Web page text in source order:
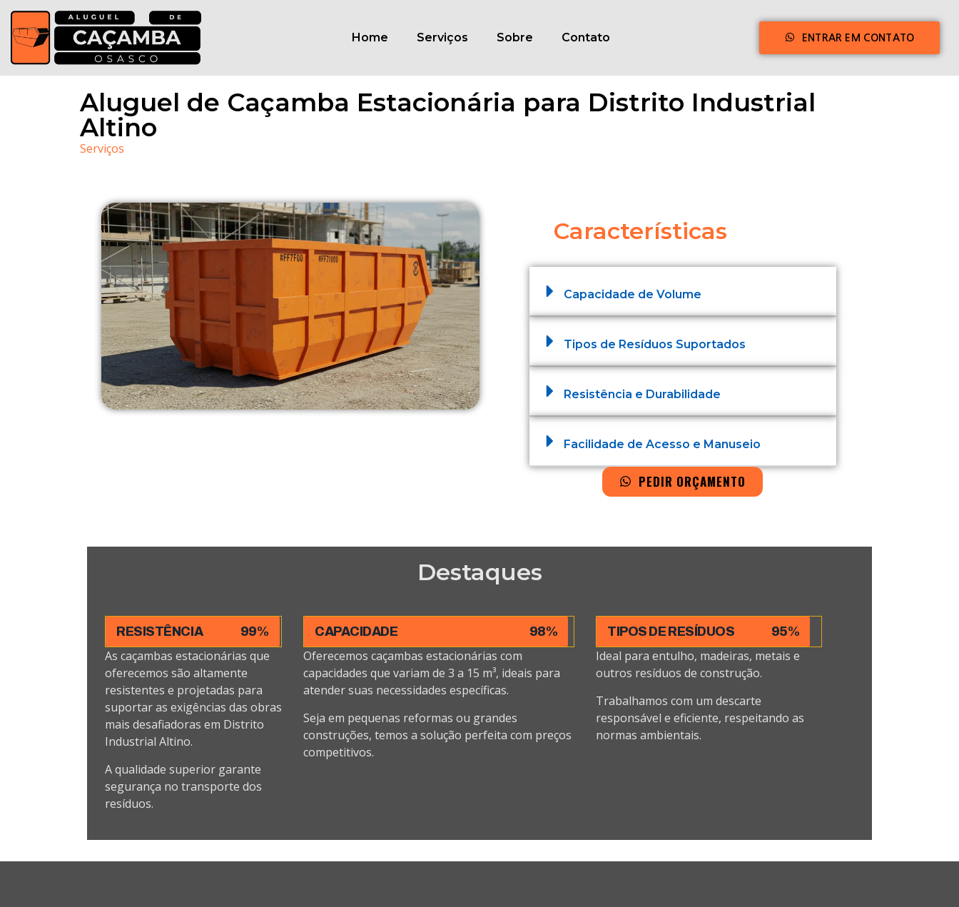
Home Serviços Sobre Contato ENTRAR EM CONTATO
Aluguel de Caçamba Estacionária para Distrito Industrial
Altino
Serviços
Características
Capacidade de Volume
Tipos de Resíduos Suportados
Resistência e Durabilidade
Facilidade de Acesso e Manuseio
PEDIR ORÇAMENTO
Destaques
RESISTÊNCIA 99%
As caçambas estacionárias que
oferecemos são altamente
resistentes e projetadas para
suportar as exigências das obras
mais desafiadoras em Distrito
Industrial Altino.
A qualidade superior garante
segurança no transporte dos
resíduos.
CAPACIDADE 98%
Oferecemos caçambas estacionárias com
capacidades que variam de 3 a 15 m³, ideais para
atender suas necessidades específicas.
Seja em pequenas reformas ou grandes
construções, temos a solução perfeita com preços
competitivos.
TIPOS DE RESÍDUOS 95%
Ideal para entulho, madeiras, metais e
outros resíduos de construção.
Trabalhamos com um descarte
responsável e eficiente, respeitando as
normas ambientais.